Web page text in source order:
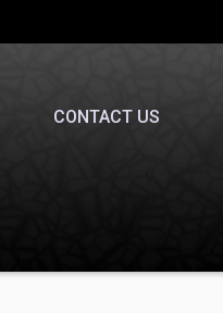
CONTACT US